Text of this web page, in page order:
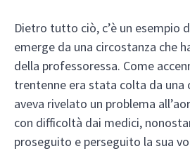
Dietro tutto ciò, c’è un esempio
emerge da una circostanza che
della professoressa. Come
trentenne era stata colta da una
aveva rivelato un problema
con difficoltà dai medici,
proseguito e perseguito la sua